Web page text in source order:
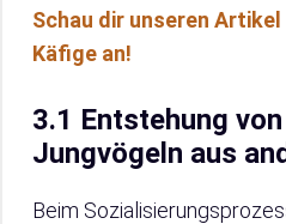
Schau dir unseren
Käfige an!
3.1 Entstehung
Jungvögeln aus
Beim